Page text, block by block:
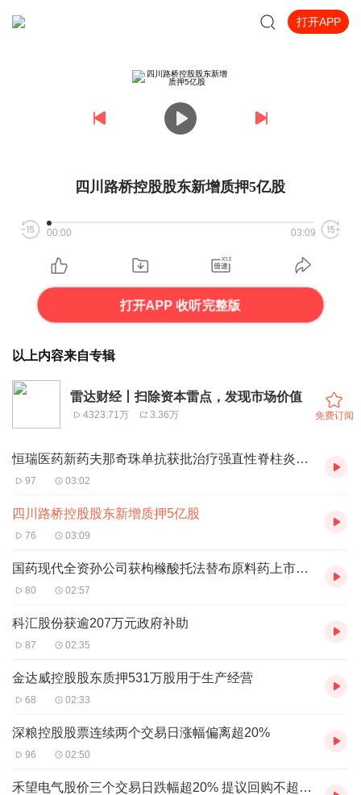
打开APP
四川路桥控股股东新增质押5亿股
00:00 03:09
打开APP 收听完整版
以上内容来自专辑
雷达财经丨扫除资本雷点，发现市场价值
4323.71万 3.36万 免费订阅
恒瑞医药新药夫那奇珠单抗获批治疗强直性脊柱炎患者
97 03:02
四川路桥控股股东新增质押5亿股
76 03:09
国药现代全资孙公司获枸橼酸托法替布原料药上市批准
80 02:57
科汇股份获逾207万元政府补助
87 02:35
金达威控股股东质押531万股用于生产经营
68 02:33
深粮控股股票连续两个交易日涨幅偏离超20%
96 02:50
禾望电气股价三个交易日跌幅超20% 提议回购不超2000万元